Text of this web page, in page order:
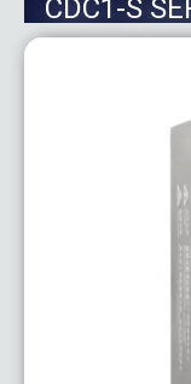
CDC1-S